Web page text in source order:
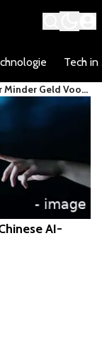
Tech in
Minder Geld Voor
AI-